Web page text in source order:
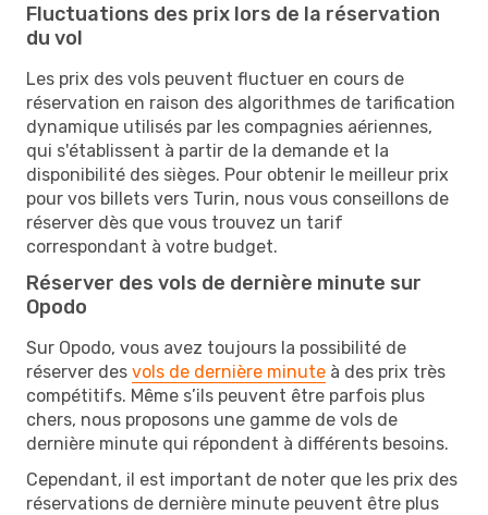
Fluctuations des prix lors de la réservation
du vol
Les prix des vols peuvent fluctuer en cours de
réservation en raison des algorithmes de tarification
dynamique utilisés par les compagnies aériennes,
qui s'établissent à partir de la demande et la
disponibilité des sièges. Pour obtenir le meilleur prix
pour vos billets vers Turin, nous vous conseillons de
réserver dès que vous trouvez un tarif
correspondant à votre budget.
Réserver des vols de dernière minute sur
Opodo
Sur Opodo, vous avez toujours la possibilité de
réserver des vols de dernière minute à des prix très
compétitifs. Même s’ils peuvent être parfois plus
chers, nous proposons une gamme de vols de
dernière minute qui répondent à différents besoins.
Cependant, il est important de noter que les prix des
réservations de dernière minute peuvent être plus